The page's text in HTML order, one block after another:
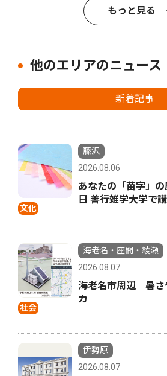
もっと見る
他のエリアのニュース
新着記事
文化
藤沢
2026.08.06
あなたの「苗字」
日 善行雑学大学で
社会
海老名・座間・綾瀬
2026.08.07
海老名市周辺 暑さ
カ
伊勢原
2026.08.07